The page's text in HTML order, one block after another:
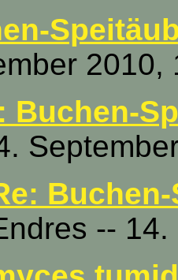
2010,
Buchen-
--